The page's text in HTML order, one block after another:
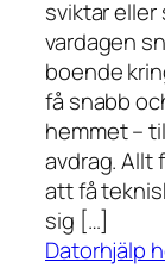
sviktar eller
vardagen
boende
få snabb
hemmet –
avdrag. Allt
att få
sig […]
Datorhjälp